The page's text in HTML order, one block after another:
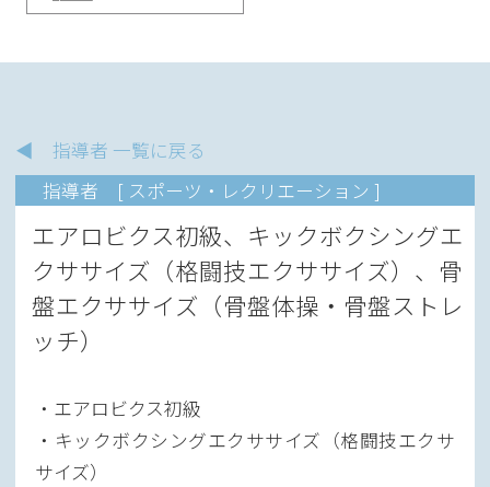
◀ 指導者 一覧に戻る
指導者
[ スポーツ・レクリエーション ]
エアロビクス初級、キックボクシングエ
クササイズ（格闘技エクササイズ）、骨
盤エクササイズ（骨盤体操・骨盤ストレ
ッチ）
・エアロビクス初級
・キックボクシングエクササイズ（格闘技エクサ
サイズ）